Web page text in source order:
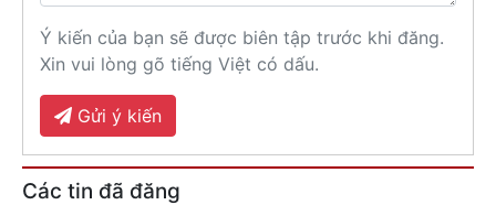
Ý kiến của bạn sẽ được biên tập trước khi đăng.
Xin vui lòng gõ tiếng Việt có dấu.
Gửi ý kiến
Các tin đã đăng